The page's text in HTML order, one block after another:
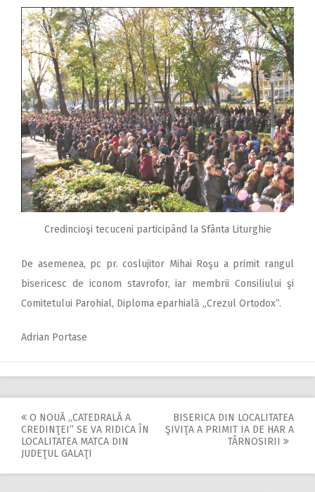
Credincioşi tecuceni participând la Sfânta Liturghie
De asemenea, pc pr. coslujitor Mihai Roşu a primit rangul
bisericesc de iconom stavrofor, iar membrii Consiliului şi
Comitetului Parohial, Diploma eparhială „Crezul Ortodox”.
Adrian Portase
Post
navigation
O NOUĂ ,,CATEDRALĂ A
CREDINŢEI” SE VA RIDICA ÎN
LOCALITATEA MATCA DIN
JUDEŢUL GALAŢI
BISERICA DIN LOCALITATEA
ŞIVIŢA A PRIMIT IA DE HAR A
TÂRNOSIRII